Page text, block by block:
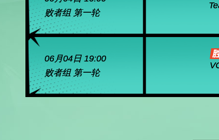
败者组 第一轮
06月04日 19:00
败者组 第一轮